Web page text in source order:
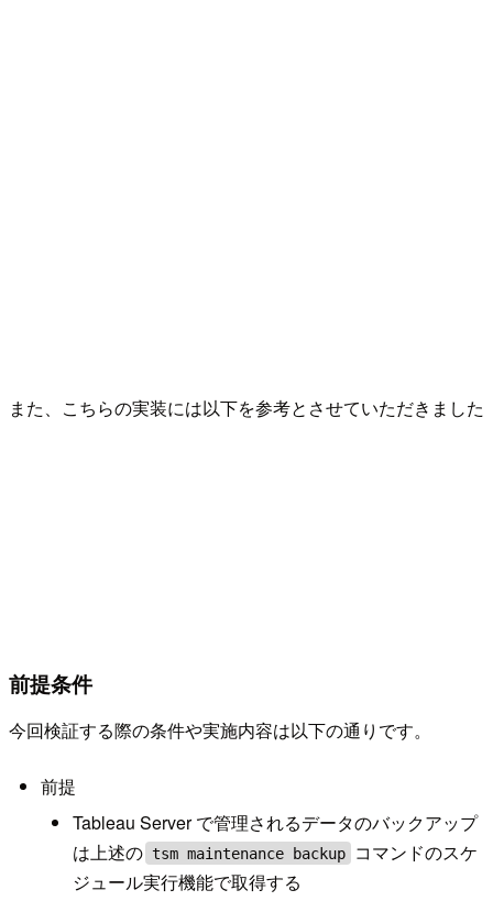
また、こちらの実装には以下を参考とさせていただきました
前提条件
今回検証する際の条件や実施内容は以下の通りです。
前提
Tableau Server で管理されるデータのバックアップ
は上述の tsm maintenance backup
コマンドのスケ
ジュール実行機能で取得する